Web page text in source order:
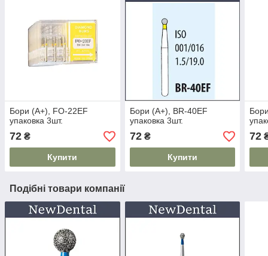
Бори (A+), FО-22EF
упаковка 3шт.
72 ₴
Купити
Бори (A+), BR-40EF
упаковка 3шт.
72₴
Купити
72
Подібні товари компанії